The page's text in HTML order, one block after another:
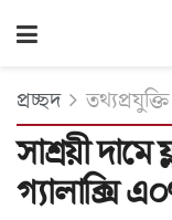
প্রচ্ছদ তথ্যপ্রযুক্তি
সাশ্রয়ী দামে
গ্যালাক্সি